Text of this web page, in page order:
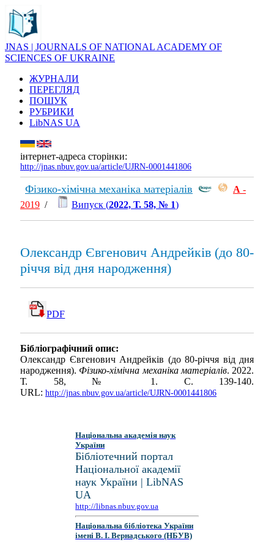
JNAS | JOURNALS OF NATIONAL ACADEMY OF
SCIENCES OF UKRAINE
ЖУРНАЛИ
ПЕРЕГЛЯД
ПОШУК
РУБРИКИ
LibNAS UA
інтернет-адреса сторінки:
http://jnas.nbuv.gov.ua/article/UJRN-0001441806
Фізико-хімічна механіка матеріалів А -
2019 / Випуск (2022, Т. 58, № 1)
Олександр Євгенович Андрейків (до 80-
річчя від дня народження)
PDF
Бібліографічний опис:
Олександр Євгенович Андрейків (до 80-річчя від дня
народження). Фізико-хімічна механіка матеріалів. 2022.
Т. 58, № 1. С. 139-140.
URL: http://jnas.nbuv.gov.ua/article/UJRN-0001441806
Національна академія наук
України
Бібліотечний портал
Національної академії
наук України | LibNAS
UA
http://libnas.nbuv.gov.ua
Національна бібліотека України
імені В. І. Вернадського (НБУВ)